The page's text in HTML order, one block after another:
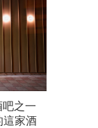
之一
這家酒